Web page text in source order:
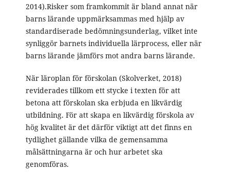
2014).Risker som framkommit är bland annat när
barns lärande uppmärksammas med hjälp av
standardiserade bedömningsunderlag, vilket inte
synliggör barnets individuella lärprocess, eller när
barns lärande jämförs mot andra barns lärande.
När läroplan för förskolan (Skolverket, 2018)
reviderades tillkom ett stycke i texten för att
betona att förskolan ska erbjuda en likvärdig
utbildning. För att skapa en likvärdig förskola av
hög kvalitet är det därför viktigt att det finns en
tydlighet gällande vilka de gemensamma
målsättningarna är och hur arbetet ska
genomföras.